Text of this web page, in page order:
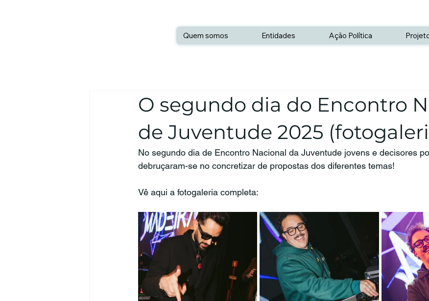
Quem somos Entidades Ação Política
O segundo dia do Encontro
de Juventude 2025
No segundo dia de Encontro Nacional da Juventude jovens e decisores
debruçaram-se no concretizar de propostas dos diferentes temas!
Vê aqui a fotogaleria completa: